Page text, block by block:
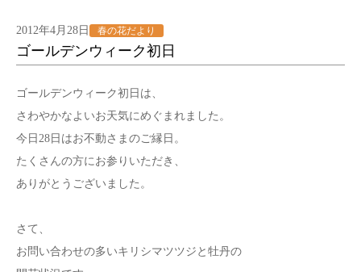
2012年4月28日 春の花だより
ゴールデンウィーク初日
ゴールデンウィーク初日は、
さわやかなよいお天気にめぐまれました。
今日28日はお不動さまのご縁日。
たくさんの方にお参りいただき、
ありがとうございました。
さて、
お問い合わせの多いキリシマツツジと牡丹の